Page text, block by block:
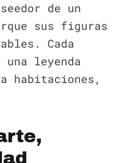
de un
sus figuras
Cada
leyenda
habitaciones,